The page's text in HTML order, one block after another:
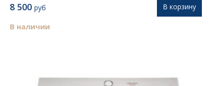
8 500 руб
В наличии
В корзину